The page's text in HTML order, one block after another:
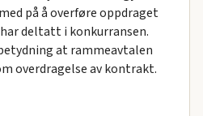
på å overføre oppdraget
deltatt i konkurransen.
at rammeavtalen
overdragelse av kontrakt.